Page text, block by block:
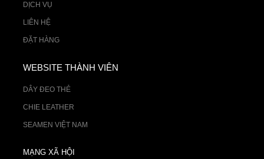
DỊCH VỤ
LIÊN HỆ
ĐẶT HÀNG
WEBSITE THÀNH VIÊN
DÂY ĐEO THẺ
CHIE LEATHER
SEAMEN VIỆT NAM
MẠNG XÃ HỘI